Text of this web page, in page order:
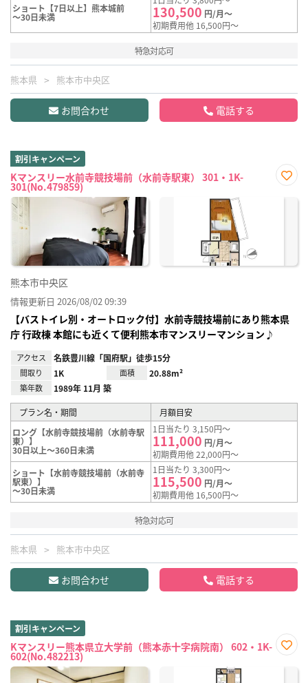
ショート【7日以上】熊本城前
～30日未満 130,500 円/月～
初期費用他 16,500円～
特急対応可
熊本県 熊本市中央区
お問合わせ 電話する
割引キャンペーン
Kマンスリー水前寺競技場前（水前寺駅東） 301・1K-
301(No.479859)
に入
熊本市中央区
情報更新日 2026/08/02 09:39
【バストイレ別・オートロック付】水前寺競技場前にあり熊本県
庁 行政棟 本館にも近くて便利熊本市マンスリーマンション♪
アクセス 名鉄豊川線「国府駅」徒歩15分
間取り 1K 面積 20.88m²
築年数 1989年 11月 築
プラン名・期間
月額目安
ロング【水前寺競技場前（水前寺駅
東）】
30日以上～360日未満
1日当たり 3,150円～
111,000 円/月～
初期費用他 22,000円～
ショート【水前寺競技場前（水前寺
駅東）】
～30日未満
1日当たり 3,300円～
115,500 円/月～
初期費用他 16,500円～
特急対応可
熊本県 熊本市中央区
お問合わせ 電話する
割引キャンペーン
Kマンスリー熊本県立大学前（熊本赤十字病院南） 602・1K-
602(No.482213)
に入